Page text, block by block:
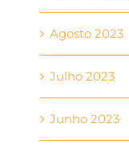
Agosto 2023
Julho 2023
Junho 2023